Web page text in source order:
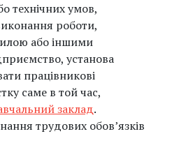
технічних умов,
роботи,
або іншими
установа
працівникові
саме в той час,
заклад.
трудових обовʼязків